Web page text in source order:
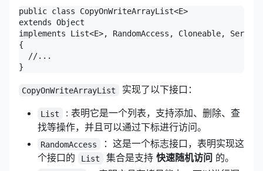
public class CopyOnWriteArrayList<E>
extends Object
implements List<E>, RandomAccess, Cloneable,
{
  //...
}
CopyOnWriteArrayList 实现了以下接口：
List
: 表明它是一个列表，支持添加、删除、查
找等操作，并且可以通过下标进行访问。
RandomAccess
：这是一个标志接口，表明实现这
个接口的
List 集合是支持 快速随机访问 的。